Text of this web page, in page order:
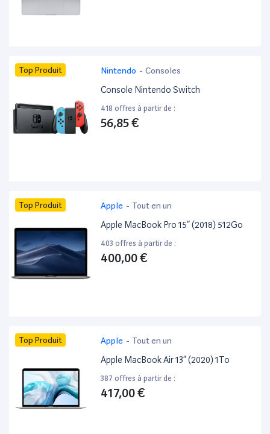
Top Produit Nintendo - Consoles
Console Nintendo Switch
418 offres à partir de :
56,85 €
Top Produit Apple - Tout en un
Apple MacBook Pro 15” (2018) 512Go
403 offres à partir de :
400,00 €
Top Produit Apple - Tout en un
Apple MacBook Air 13” (2020) 1To
387 offres à partir de :
417,00 €